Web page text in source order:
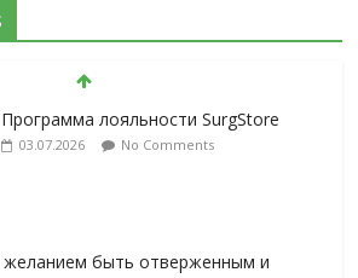
Программа лояльности SurgStore
03.07.2026 No Comments
желанием быть отверженным и